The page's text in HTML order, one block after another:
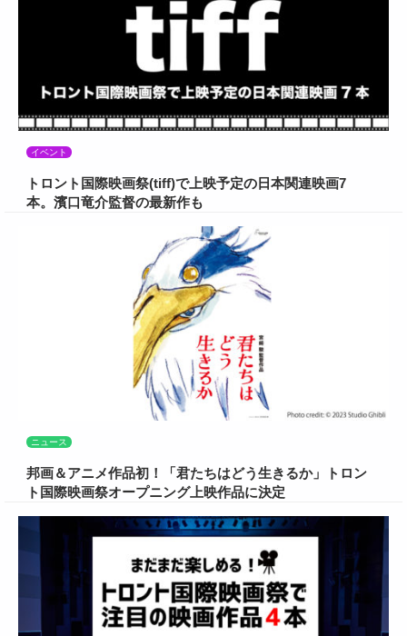
イベント
トロント国際映画祭(tiff)で上映予定の日本関連映画7
本。濱口竜介監督の最新作も
ニュース
邦画＆アニメ作品初！「君たちはどう生きるか」トロン
ト国際映画祭オープニング上映作品に決定